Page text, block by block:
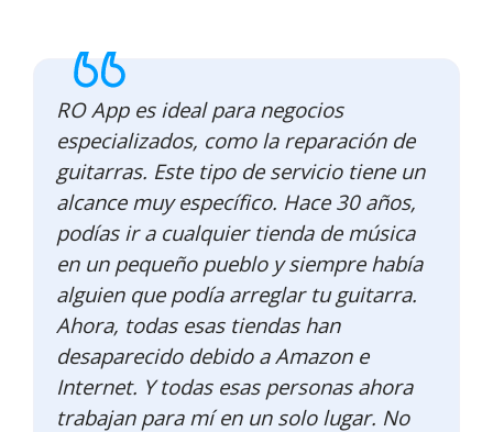
RO App es ideal para negocios
especializados, como la reparación de
guitarras. Este tipo de servicio tiene un
alcance muy específico. Hace 30 años,
podías ir a cualquier tienda de música
en un pequeño pueblo y siempre había
alguien que podía arreglar tu guitarra.
Ahora, todas esas tiendas han
desaparecido debido a Amazon e
Internet. Y todas esas personas ahora
trabajan para mí en un solo lugar. No